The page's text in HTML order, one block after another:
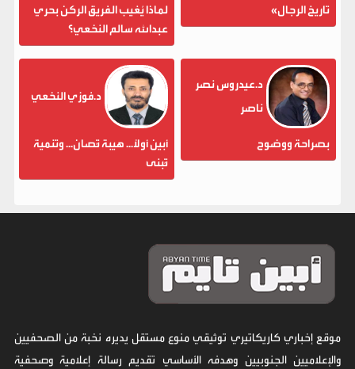
تاريخ الرجال»
لماذا يُغيب الفريق الركن بحري
عبدالله سالم النخعي؟
د.عيدروس نصر
ناصر
بصراحة ووضوح
د.فوزي النخعي
أبين أولاً... هيبة تُصان... وتنمية
تُبنى
موقع إخباري كاريكاتيري توثيقي منوع مستقل يديره نخبة من الصحفيين
والإعلاميين الجنوبيين وهدفه الأساسي تقديم رسالة إعلامية وصحفية